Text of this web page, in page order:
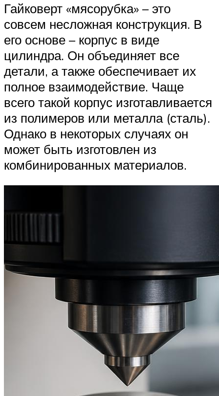
Гайковерт «мясорубка» – это
совсем несложная конструкция. В
его основе – корпус в виде
цилиндра. Он объединяет все
детали, а также обеспечивает их
полное взаимодействие. Чаще
всего такой корпус изготавливается
из полимеров или металла (сталь).
Однако в некоторых случаях он
может быть изготовлен из
комбинированных материалов.